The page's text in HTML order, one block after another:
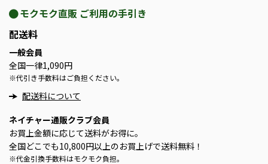
モクモク直販 ご利用の手引き
配送料
一般会員
全国一律1,090円
※代引き手数料はご負担ください。
配送料について
ネイチャー通販クラブ会員
お買上金額に応じて送料がお得に。
全国どこでも10,800円以上のお買上げで送料無料！
※代金引換手数料はモクモク負担。